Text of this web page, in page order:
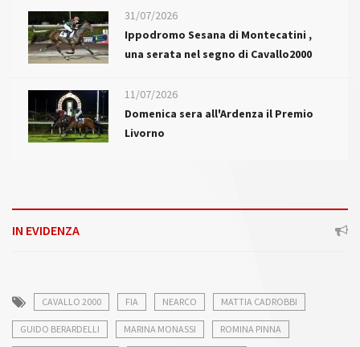
31/07/2026
Ippodromo Sesana di Montecatini ,
una serata nel segno di Cavallo2000
11/07/2026
Domenica sera all'Ardenza il Premio
Livorno
IN EVIDENZA
CAVALLO 2000 FIA NEARCO MATTIA CADROBBI
GUIDO BERARDELLI MARINA MONASSI ROMINA PINNA